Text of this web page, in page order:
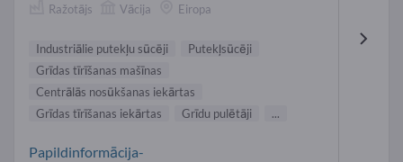
Ražotājs Vācija Eiropa
Industriālie putekļu sūcēji
Putekļsūcēji
Grīdas tīrīšanas mašīnas
Centrālās nosūkšanas iekārtas
Grīdas tīrīšanas iekārtas
Grīdu pulētāji ...
Papildinformācija-